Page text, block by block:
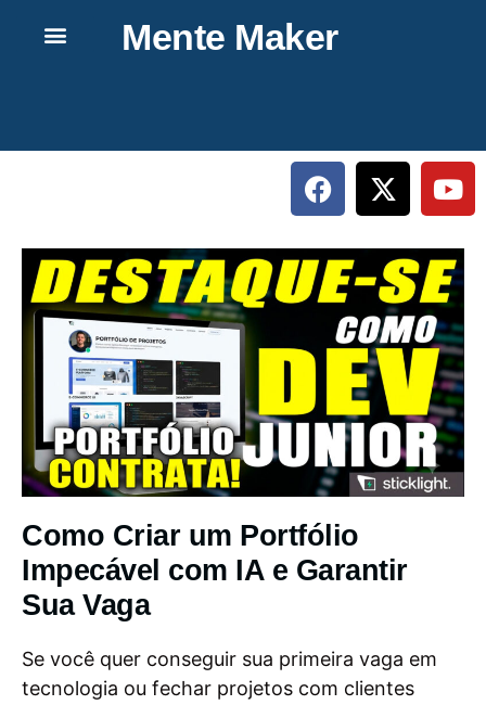
Mente Maker
Como Criar um Portfólio
Impecável com IA e Garantir
Sua Vaga
Se você quer conseguir sua primeira vaga em
tecnologia ou fechar projetos com clientes